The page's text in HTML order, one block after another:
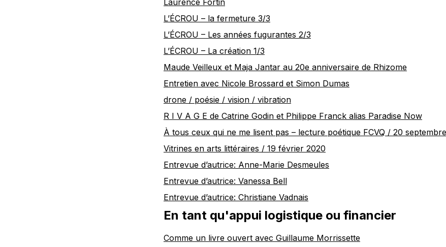
Laurence Fortin
L’ÉCROU – la fermeture 3/3
L’ÉCROU – Les années fugurantes 2/3
L’ÉCROU – La création 1/3
Maude Veilleux et Maja Jantar au 20e anniversaire de Rhizome
Entretien avec Nicole Brossard et Simon Dumas
drone / poésie / vision / vibration
R I V A G E de Catrine Godin et Philippe Franck alias Paradise Now
À tous ceux qui ne me lisent pas – lecture poétique FCVQ / 20
Vitrines en arts littéraires / 19 février 2020
Entrevue d’autrice: Anne-Marie Desmeules
Entrevue d’autrice: Vanessa Bell
Entrevue d’autrice: Christiane Vadnais
En tant qu'appui logistique ou financier
Comme un livre ouvert avec Guillaume Morrissette